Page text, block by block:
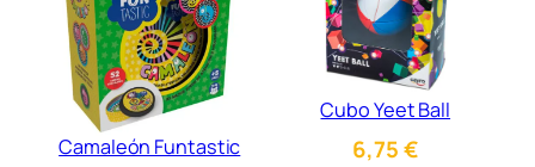
Camaleón Funtastic
Cubo Yeet Ball
6,75€